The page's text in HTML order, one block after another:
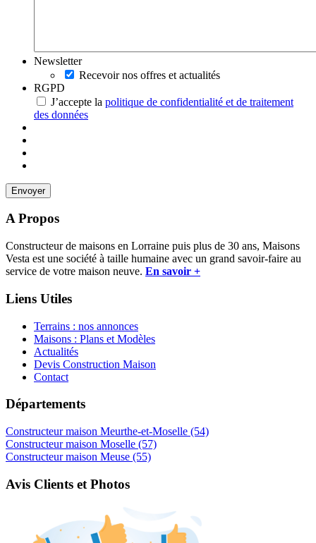
Newsletter
Recevoir nos offres et actualités
RGPD
J’accepte la politique de confidentialité et de traitement
des données
A Propos
Constructeur de maisons en Lorraine puis plus de 30 ans, Maisons
Vesta est une société à taille humaine avec un grand savoir-faire au
service de votre maison neuve. En savoir +
Liens Utiles
Terrains : nos annonces
Maisons : Plans et Modèles
Actualités
Devis Construction Maison
Contact
Départements
Constructeur maison Meurthe-et-Moselle (54)
Constructeur maison Moselle (57)
Constructeur maison Meuse (55)
Avis Clients et Photos